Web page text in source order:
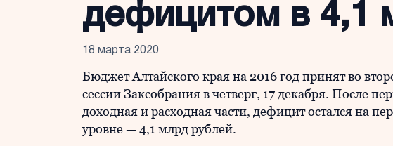
дефицитом в 4,1
18 марта 2020
Бюджет Алтайского края на 2016 год принят во
сессии Заксобрания в четверг, 17 декабря. После
доходная и расходная части, дефицит остался на
уровне — 4,1 млрд рублей.